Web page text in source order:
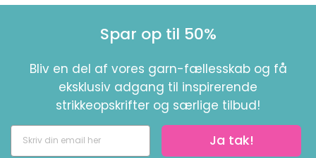
Spar op til 50%
Bliv en del af vores garn-fællesskab og få
eksklusiv adgang til inspirerende
strikkeopskrifter og særlige tilbud!
Ja tak!